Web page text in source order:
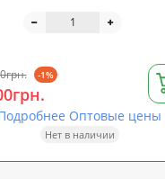
-1%
Оптовые цены
Нет в наличии